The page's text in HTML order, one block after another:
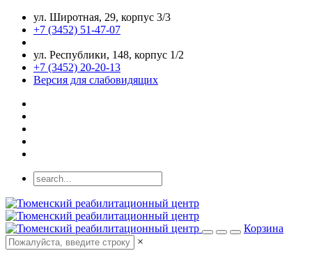
ул. Широтная, 29, корпус 3/3
+7 (3452) 51-47-07
ул. Республики, 148, корпус 1/2
+7 (3452) 20-20-13
Версия для слабовидящих
Корзина
×